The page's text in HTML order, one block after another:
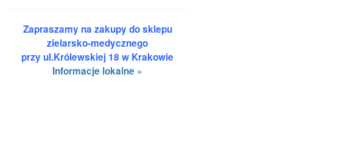
Zapraszamy na zakupy do sklepu
zielarsko-medycznego
przy ul.Królewskiej 18 w Krakowie
Informacje lokalne »